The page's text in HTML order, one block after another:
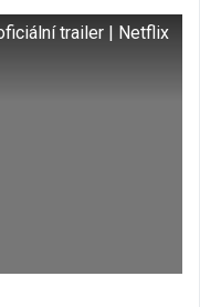
trailer | Netflix